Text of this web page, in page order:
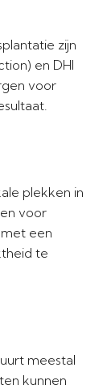
zijn
en DHI
voor
plekken in
voor
een
te
meestal
kunnen